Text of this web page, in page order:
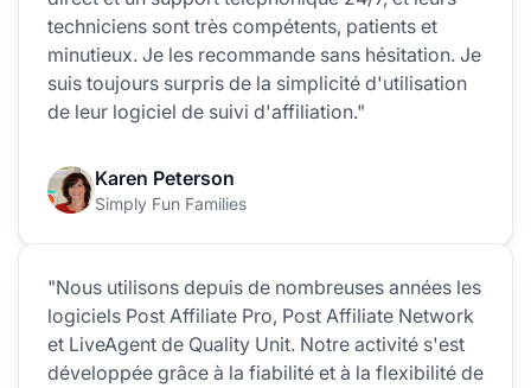
techniciens sont très compétents, patients et
minutieux. Je les recommande sans hésitation. Je
suis toujours surpris de la simplicité d'utilisation
de leur logiciel de suivi d'affiliation."
Karen Peterson
Simply Fun Families
"Nous utilisons depuis de nombreuses années les
logiciels Post Affiliate Pro, Post Affiliate Network
et LiveAgent de Quality Unit. Notre activité s'est
développée grâce à la fiabilité et à la flexibilité de